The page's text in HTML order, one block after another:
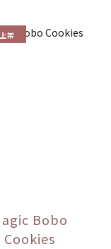
架
Bobo
Cookies